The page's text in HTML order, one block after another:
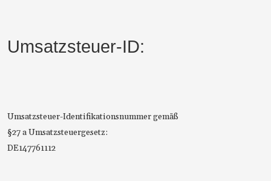
Umsatzsteuer-ID:
Umsatzsteuer-Identifikationsnummer gemäß
§27 a Umsatzsteuergesetz:
DE147761112